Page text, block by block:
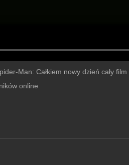
Man: Całkiem nowy dzień cały
online